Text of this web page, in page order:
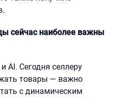
сейчас наиболее важны
AI. Сегодня селлеру
товары — важно
с динамическим